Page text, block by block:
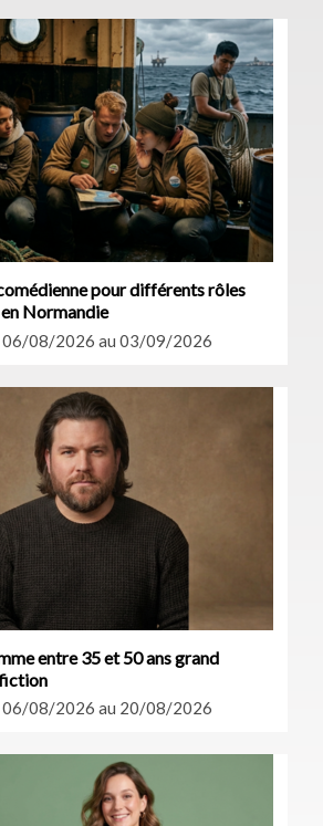
pour différents rôles
Normandie
06/08/2026 au 03/09/2026
entre 35 et 50 ans grand
06/08/2026 au 20/08/2026